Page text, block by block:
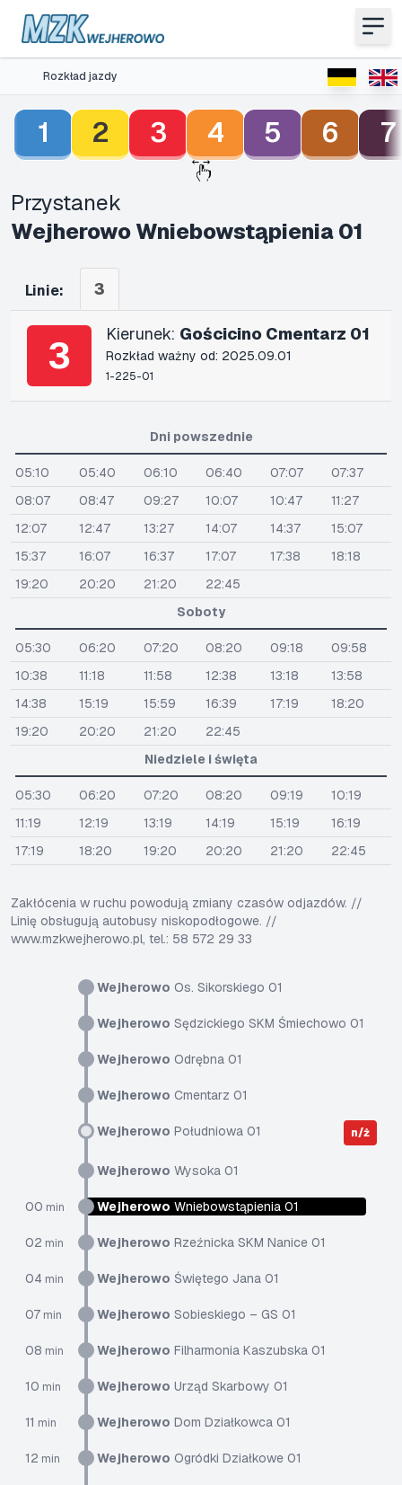
Rozkład jazdy
1 2 3 4 5 6 7
Przystanek
Wejherowo Wniebowstąpienia 01
Linie: 3
3 Kierunek: Gościcino Cmentarz 01
Rozkład ważny od: 2025.09.01
1-225-01
Wejherowo Os. Sikorskiego 01
Wejherowo Sędzickiego SKM Śmiechowo 01
Wejherowo Odrębna 01
Wejherowo Cmentarz 01
Wejherowo Południowa 01 n/ż
Wejherowo Wysoka 01
00 min Wejherowo Wniebowstąpienia 01
02 min Wejherowo Rzeźnicka SKM Nanice 01
04 min Wejherowo Świętego Jana 01
07 min Wejherowo Sobieskiego – GS 01
08 min Wejherowo Filharmonia Kaszubska 01
10 min Wejherowo Urząd Skarbowy 01
11 min Wejherowo Dom Działkowca 01
12 min Wejherowo Ogródki Działkowe 01
Dni powszednie
05:10 05:40 06:10 06:40 07:07
07:37
08:07
08:47 09:27 10:07 10:47
11:27
12:07
12:47 13:27 14:07 14:37
15:07
15:37
16:07 16:37 17:07 17:38
18:18
19:20
20:20 21:20
22:45
Soboty
05:30 06:20 07:20 08:20 09:18
09:58
10:38
11:18 11:58 12:38 13:18
13:58
14:38
15:19 15:59 16:39 17:19
18:20
19:20
20:20 21:20
22:45
Niedziele i święta
05:30 06:20 07:20 08:20 09:19
10:19
11:19
12:19 13:19 14:19 15:19
16:19
17:19
18:20 19:20 20:20 21:20 22:45
Zakłócenia w ruchu powodują zmiany czasów odjazdów. //
Linię obsługują autobusy niskopodłogowe. //
www.mzkwejherowo.pl, tel.: 58 572 29 33